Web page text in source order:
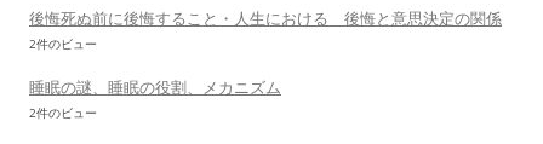
後悔死ぬ前に後悔すること・人生における 後悔と意思決定の関係
2件のビュー
睡眠の謎、睡眠の役割、メカニズム
2件のビュー